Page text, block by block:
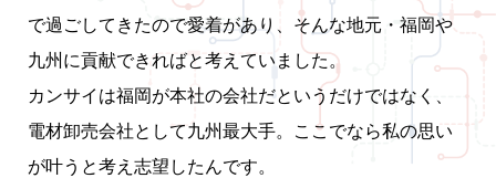
で過ごしてきたので愛着があり、そんな地元・福岡や
九州に貢献できればと考えていました。
カンサイは福岡が本社の会社だというだけではなく、
電材卸売会社として九州最大手。ここでなら私の思い
が叶うと考え志望したんです。